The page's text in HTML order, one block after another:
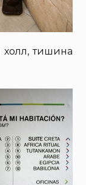
холл, тишина